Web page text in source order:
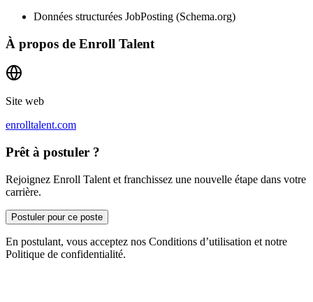
Données structurées JobPosting (Schema.org)
À propos de Enroll Talent
Site web
enrolltalent.com
Prêt à postuler ?
Rejoignez Enroll Talent et franchissez une nouvelle étape dans votre
carrière.
Postuler pour ce poste
En postulant, vous acceptez nos Conditions d’utilisation et notre
Politique de confidentialité.